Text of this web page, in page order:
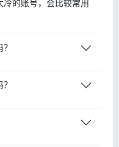
的账号，会比较常用